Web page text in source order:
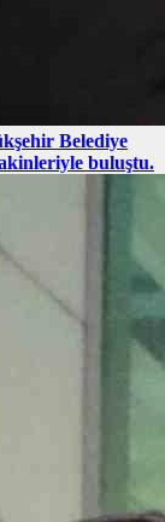
Belediye
buluştu.